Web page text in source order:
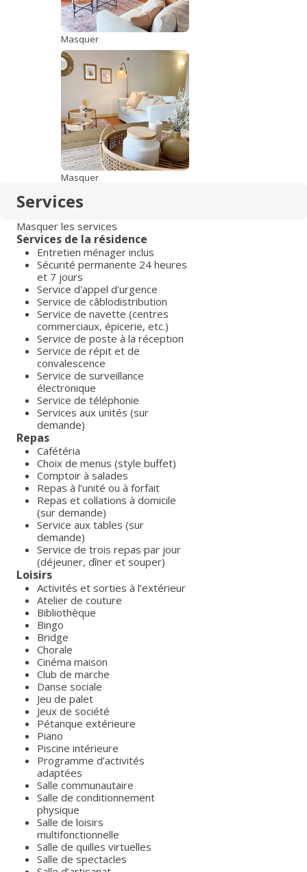
Masquer
Masquer
Services
Masquer les services
Services de la résidence
Entretien ménager inclus
Sécurité permanente 24 heures
et 7 jours
Service d'appel d'urgence
Service de câblodistribution
Service de navette (centres
commerciaux, épicerie, etc.)
Service de poste à la réception
Service de répit et de
convalescence
Service de surveillance
électronique
Service de téléphonie
Services aux unités (sur
demande)
Repas
Cafétéria
Choix de menus (style buffet)
Comptoir à salades
Repas à l’unité ou à forfait
Repas et collations à domicile
(sur demande)
Service aux tables (sur
demande)
Service de trois repas par jour
(déjeuner, dîner et souper)
Loisirs
Activités et sorties à l’extérieur
Atelier de couture
Bibliothèque
Bingo
Bridge
Chorale
Cinéma maison
Club de marche
Danse sociale
Jeu de palet
Jeux de société
Pétanque extérieure
Piano
Piscine intérieure
Programme d’activités
adaptées
Salle communautaire
Salle de conditionnement
physique
Salle de loisirs
multifonctionnelle
Salle de quilles virtuelles
Salle de spectacles